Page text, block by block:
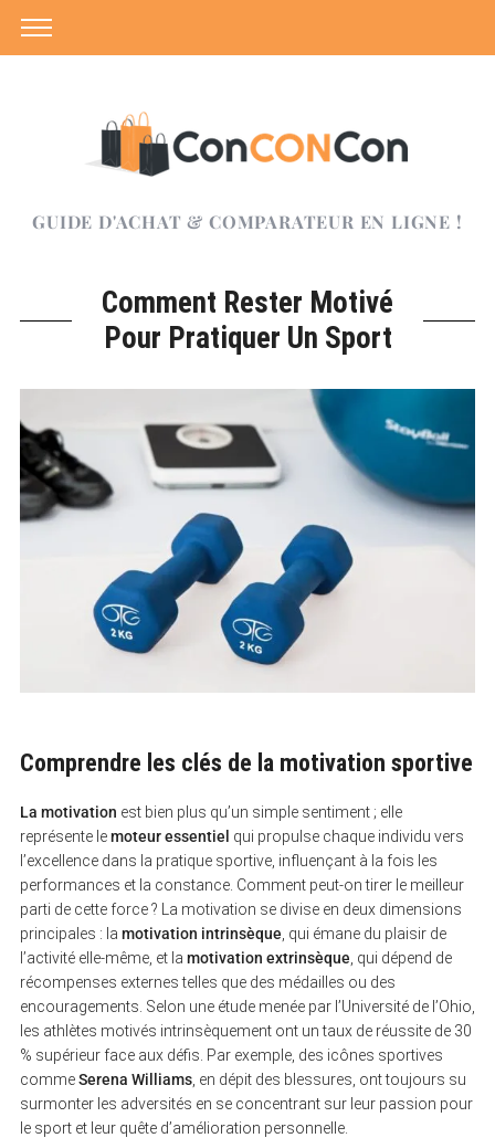
GUIDE D'ACHAT & COMPARATEUR EN LIGNE !
Comment Rester Motivé
Pour Pratiquer Un Sport
Comprendre les clés de la motivation sportive
La motivation est bien plus qu’un simple sentiment ; elle
représente lemoteur essentiel qui propulse chaque individu vers
l’excellence dans la pratique sportive, influençant à la fois les
performances et la constance. Comment peut-on tirer le meilleur
parti de cette force ? La motivation se divise en deux dimensions
principales : la motivation intrinsèque , qui émane du plaisir de
l’activité elle-même, et la motivation extrinsèque , qui dépend de
récompenses externes telles que des médailles ou des
encouragements. Selon une étude menée par l’Université de l’Ohio,
les athlètes motivés intrinsèquement ont un taux de réussite de 30
% supérieur face aux défis. Par exemple, des icônes sportives
commeSerena Williams, en dépit des blessures, ont toujours su
surmonter les adversités en se concentrant sur leur passion pour
le sport et leur quête d’amélioration personnelle.